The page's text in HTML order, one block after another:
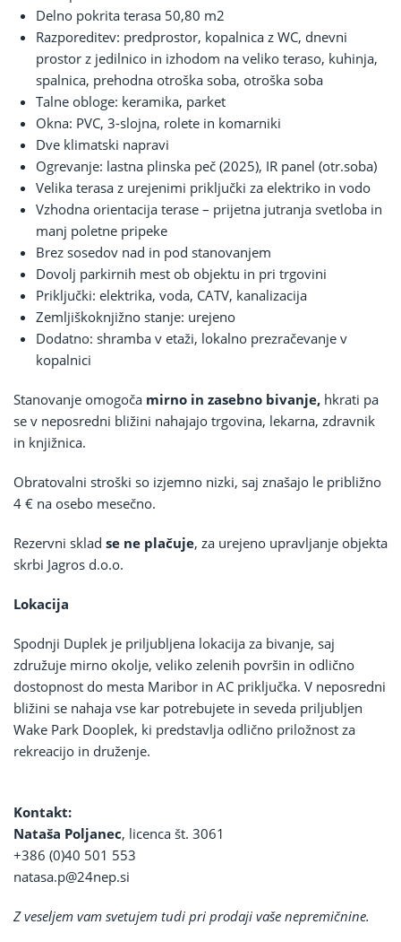
Delno pokrita terasa 50,80 m2
Razporeditev: predprostor, kopalnica z WC, dnevni
prostor z jedilnico in izhodom na veliko teraso, kuhinja,
spalnica, prehodna otroška soba, otroška soba
Talne obloge: keramika, parket
Okna: PVC, 3-slojna, rolete in komarniki
Dve klimatski napravi
Ogrevanje: lastna plinska peč (2025), IR panel (otr.soba)
Velika terasa z urejenimi priključki za elektriko in vodo
Vzhodna orientacija terase – prijetna jutranja svetloba in
manj poletne pripeke
Brez sosedov nad in pod stanovanjem
Dovolj parkirnih mest ob objektu in pri trgovini
Priključki: elektrika, voda, CATV, kanalizacija
Zemljiškoknjižno stanje: urejeno
Dodatno: shramba v etaži, lokalno prezračevanje v
kopalnici
Stanovanje omogoča mirno in zasebno bivanje, hkrati pa
se v neposredni bližini nahajajo trgovina, lekarna, zdravnik
in knjižnica.
Obratovalni stroški so izjemno nizki, saj znašajo le približno
4 € na osebo mesečno.
Rezervni sklad se ne plačuje, za urejeno upravljanje objekta
skrbi Jagros d.o.o.
Lokacija
Spodnji Duplek je priljubljena lokacija za bivanje, saj
združuje mirno okolje, veliko zelenih površin in odlično
dostopnost do mesta Maribor in AC priključka. V neposredni
bližini se nahaja vse kar potrebujete in seveda priljubljen
Wake Park Dooplek, ki predstavlja odlično priložnost za
rekreacijo in druženje.
Kontakt:
Nataša Poljanec, licenca št. 3061
+386 (0)40 501 553
natasa.p@24nep.si
Z veseljem vam svetujem tudi pri prodaji vaše nepremičnine.